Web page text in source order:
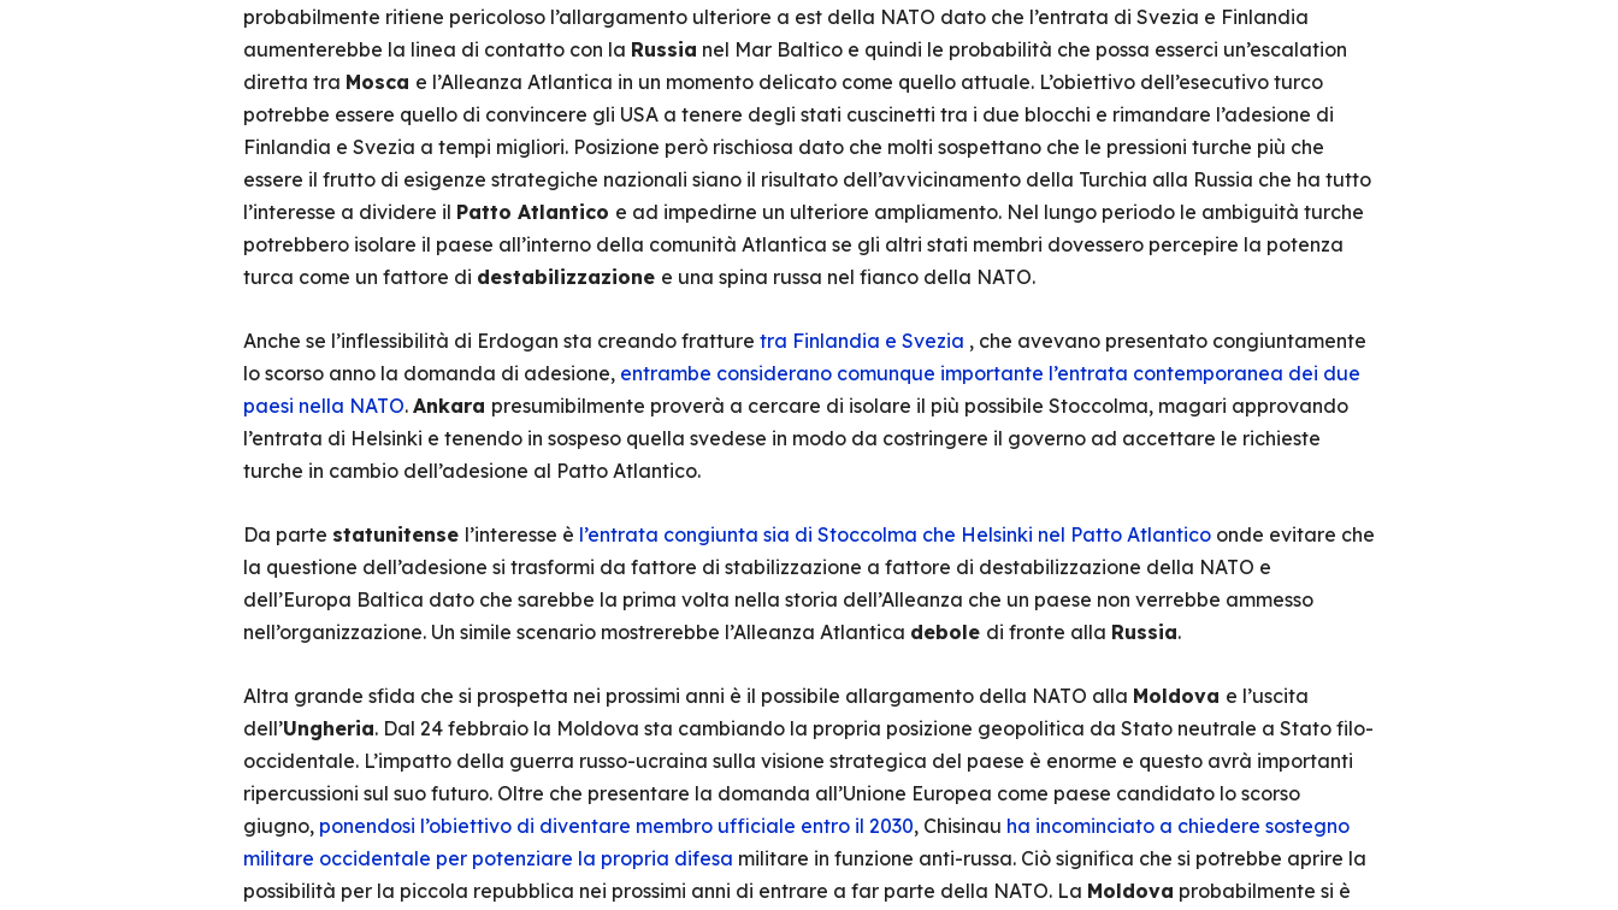
probabilmente ritiene pericoloso l’allargamento ulteriore a est della NATO dato che l’entrata di Svezia e Finlandia
aumenterebbe la linea di contatto con la Russia nel Mar Baltico e quindi le probabilità che possa esserci un’escalation
diretta tra Mosca e l’Alleanza Atlantica in un momento delicato come quello attuale. L’obiettivo dell’esecutivo turco
potrebbe essere quello di convincere gli USA a tenere degli stati cuscinetti tra i due blocchi e rimandare l’adesione di
Finlandia e Svezia a tempi migliori. Posizione però rischiosa dato che molti sospettano che le pressioni turche più che
essere il frutto di esigenze strategiche nazionali siano il risultato dell’avvicinamento della Turchia alla Russia che ha tutto
l’interesse a dividere il Patto Atlantico e ad impedirne un ulteriore ampliamento. Nel lungo periodo le ambiguità turche
potrebbero isolare il paese all’interno della comunità Atlantica se gli altri stati membri dovessero percepire la potenza
turca come un fattore di destabilizzazione e una spina russa nel fianco della NATO.
Anche se l’inflessibilità di Erdogan sta creando fratture tra Finlandia e Svezia , che avevano presentato congiuntamente
lo scorso anno la domanda di adesione, entrambe considerano comunque importante l’entrata contemporanea dei due
paesi nella NATO. Ankara presumibilmente proverà a cercare di isolare il più possibile Stoccolma, magari approvando
l’entrata di Helsinki e tenendo in sospeso quella svedese in modo da costringere il governo ad accettare le richieste
turche in cambio dell’adesione al Patto Atlantico.
Da parte statunitense l’interesse è l’entrata congiunta sia di Stoccolma che Helsinki nel Patto Atlanticoonde evitare che
la questione dell’adesione si trasformi da fattore di stabilizzazione a fattore di destabilizzazione della NATO e
dell’Europa Baltica dato che sarebbe la prima volta nella storia dell’Alleanza che un paese non verrebbe ammesso
nell’organizzazione. Un simile scenario mostrerebbe l’Alleanza Atlantica debole di fronte alla Russia.
Altra grande sfida che si prospetta nei prossimi anni è il possibile allargamento della NATO alla Moldova e l’uscita
dell’Ungheria. Dal 24 febbraio la Moldova sta cambiando la propria posizione geopolitica da Stato neutrale a Stato filo-
occidentale. L’impatto della guerra russo-ucraina sulla visione strategica del paese è enorme e questo avrà importanti
ripercussioni sul suo futuro. Oltre che presentare la domanda all’Unione Europea come paese candidato lo scorso
giugno, ponendosi l’obiettivo di diventare membro ufficiale entro il 2030, Chisinau ha incominciato a chiedere sostegno
militare occidentale per potenziare la propria difesa militare in funzione anti-russa. Ciò significa che si potrebbe aprire la
possibilità per la piccola repubblica nei prossimi anni di entrare a far parte della NATO. La Moldova probabilmente si è